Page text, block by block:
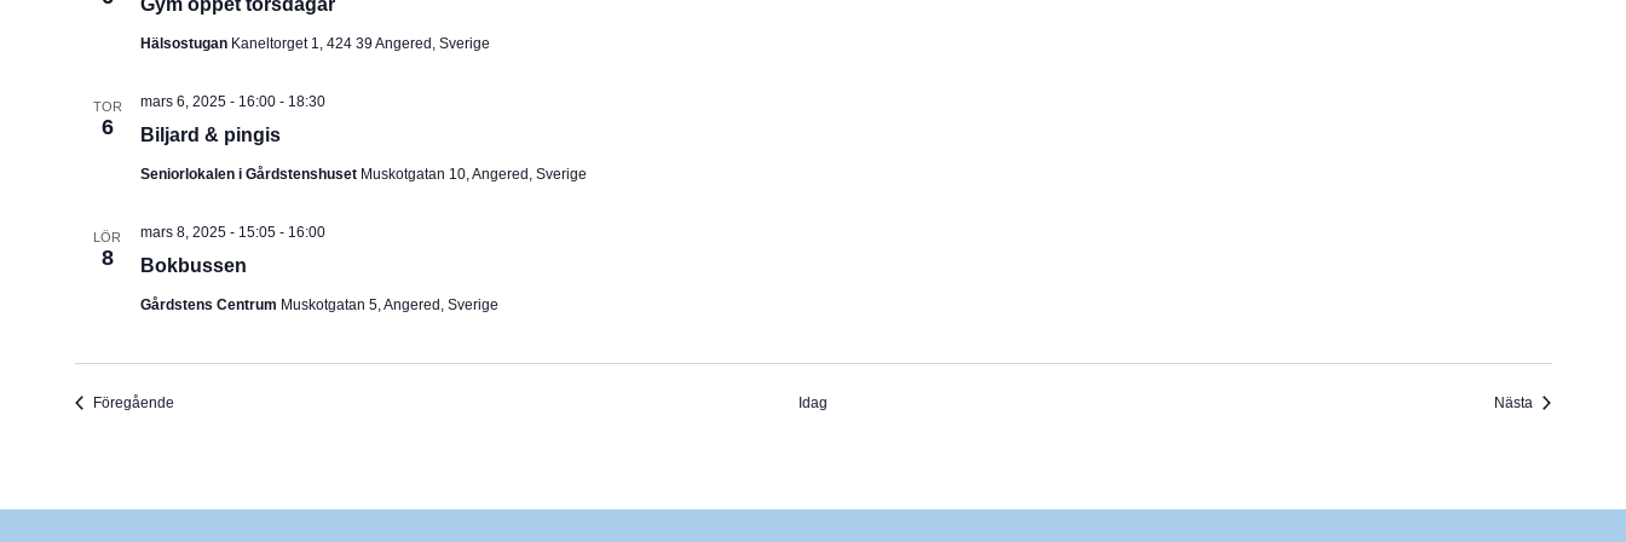
Gym öppet torsdagar
Hälsostugan Kaneltorget 1, 424 39 Angered, Sverige
TOR
6 Biljard & pingis
mars 6, 2025 - 16:00- 18:30
Seniorlokalen i Gårdstenshuset Muskotgatan 10, Angered, Sverige
LÖR
8 Bokbussen
mars 8, 2025 - 15:05- 16:00
Gårdstens Centrum Muskotgatan 5, Angered, Sverige
FöregåendeEvenemang Idag Nästa Evenemang